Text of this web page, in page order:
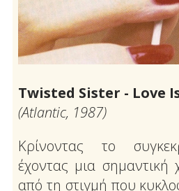
Twisted Sister - Love
(Atlantic, 1987)
Κρίνοντας το
έχοντας μια σημαντική
από τη στιγμή που